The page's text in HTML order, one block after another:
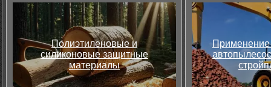
Полиэтиленовые и
силиконовые защитные
материалы
Применение